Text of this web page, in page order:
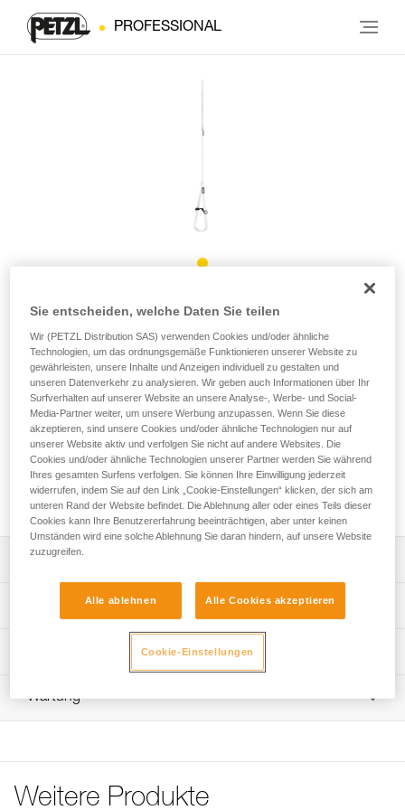
PROFESSIONAL
FOOTCORD
Längenverstellbare Trittschlinge aus Reepschnur
Die längenverstellbare FOOTCORD-Trittschlinge wird
zusammen mit der ASCENSION-Handsteigklemme oder mit
der BASIC-Seilklemme für den Aufstieg am Seil verwendet.
Sie ist aus hochdichtem Polyethylen gefertigt und äußerst
strapazierfähig. Der in der Höhe verstellbare elastische
Riemen gewährleistet den Halt des Fußes in der Trittschlinge
und ist für alle Schuharten geeignet.
Leistungsverzeichnis
Wird für den Aufstieg am Seil an der ASCENSION-
Handsteigklemme oder der BASIC-Seilklemme befestigt.
Trittschlinge. Er lässt sich in der Höhe verstellen, um sich
allen Schuharten anzupassen und kann fixiert werden,
Höheneinstellsystem der Trittschlinge.
Technische Spezifikationen
Zugrundeliegende Spezifikationen
Technische Informationen
Das PDF herunterladen Maintenance tips
Wartung
Weitere Produkte
Sie entscheiden, welche Daten Sie teilen
Wir (PETZL Distribution SAS) verwenden Cookies und/oder ähnliche
Technologien, um das ordnungsgemäße Funktionieren unserer Website zu
gewährleisten, unsere Inhalte und Anzeigen individuell zu gestalten und
unseren Datenverkehr zu analysieren. Wir geben auch Informationen über Ihr
Surfverhalten auf unserer Website an unsere Analyse-, Werbe- und Social-
Media-Partner weiter, um unsere Werbung anzupassen. Wenn Sie diese
akzeptieren, sind unsere Cookies und/oder ähnliche Technologien nur auf
unserer Website aktiv und verfolgen Sie nicht auf andere Websites. Die
Cookies und/oder ähnliche Technologien unserer Partner werden Sie während
Ihres gesamten Surfens verfolgen. Sie können Ihre Einwilligung jederzeit
widerrufen, indem Sie auf den Link „Cookie-Einstellungen“ klicken, der sich am
unteren Rand der Website befindet. Die Ablehnung aller oder eines Teils dieser
Cookies kann Ihre Benutzererfahrung beeinträchtigen, aber unter keinen
Umständen wird eine solche Ablehnung Sie daran hindern, auf unsere Website
zuzugreifen.
Alle ablehnen Alle Cookies akzeptieren
Cookie-Einstellungen